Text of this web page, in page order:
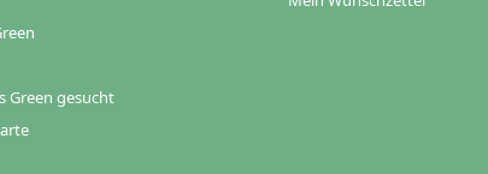
Green gesucht